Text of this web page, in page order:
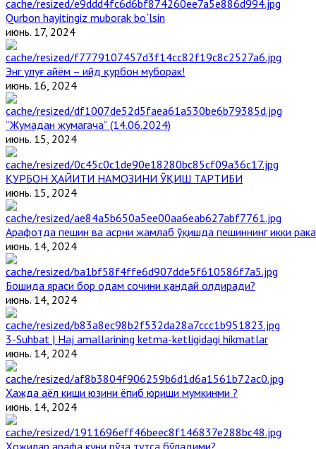
Qurbon hayitingiz muborak bo`lsin
июнь. 17, 2024
Энг улуғ айём – ийд қурбон муборак!
июнь. 16, 2024
“Жумадан жумагача” (14.06.2024)
июнь. 15, 2024
ҚУРБОН ҲАЙИТИ НАМОЗИНИ ЎҚИШ ТАРТИБИ
июнь. 15, 2024
Арафотда пешин ва асрни жамлаб ўқишда пешиннинг икки
июнь. 14, 2024
Бошида яраси бор одам сочини қандай олдиради?
июнь. 14, 2024
3-Suhbat | Haj amallarining ketma-ketligidagi hikmatlar
июнь. 14, 2024
Ҳажда аёл киши юзини ёпиб юриши мумкинми ?
июнь. 14, 2024
Ҳожилар арафа куни рўза тутса бўладими?